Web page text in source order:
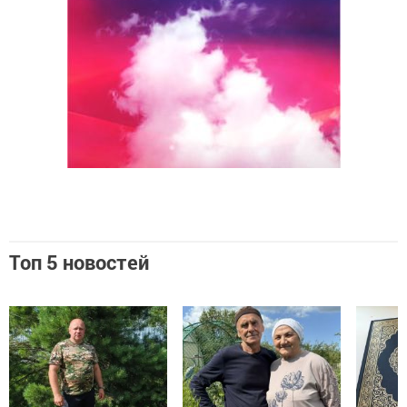
Топ 5 новостей